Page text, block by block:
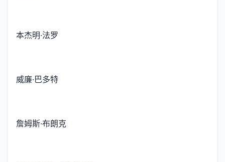
本杰明·法罗
威廉·巴多特
詹姆斯·布朗克